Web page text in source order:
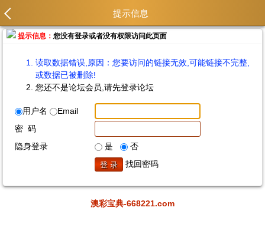
提示信息
提示信息：您没有登录或者没有权限访问此页面
读取数据错误,原因：您要访问的链接无效,可能链接不完整,
或数据已被删除!
您还不是论坛会员,请先登录论坛
用户名
Email
密 码
隐身登录
是
否
找回密码
澳彩宝典-668221.com